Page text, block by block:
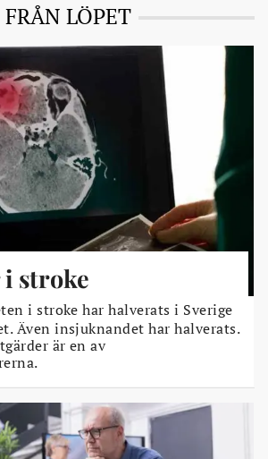
FRÅN LÖPET
stroke
i stroke har halverats i Sverige
Även insjuknandet har halverats.
är en av